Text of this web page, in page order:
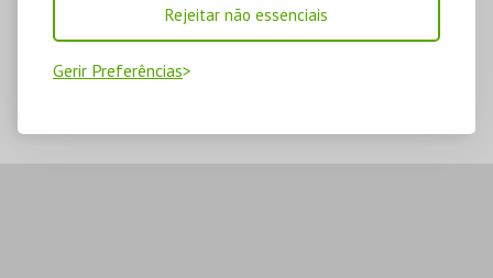
Rejeitar não essenciais
Gerir Preferências